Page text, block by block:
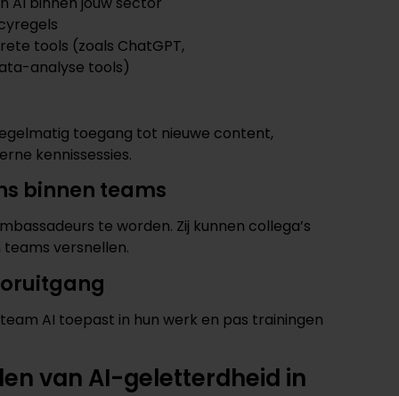
tools (zoals ChatGPT,
analyse tools)
toegang tot nieuwe content,
kennissessies.
binnen teams
te worden. Zij kunnen collega’s
versnellen.
AI toepast in hun werk en pas trainingen
van AI-geletterdheid in